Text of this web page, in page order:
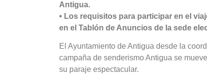
Antigua.
• Los requisitos para participar en el
en el Tablón de Anuncios de la sede
El Ayuntamiento de Antigua desde la
campaña de senderismo Antigua se
su paraje espectacular.